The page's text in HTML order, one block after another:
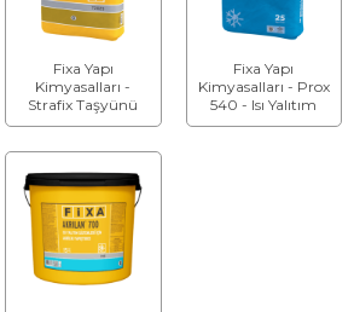
Fixa Yapı
Kimyasalları -
Strafix Taşyünü
Yapıştırma Harcı
Fixa Yapı
Kimyasalları - Prox
540 - Isı Yalıtım
Levhası Yapıştırma